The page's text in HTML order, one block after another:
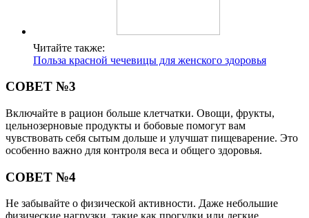
Читайте также:
Польза красной чечевицы для женского здоровья
СОВЕТ №3
Включайте в рацион больше клетчатки. Овощи, фрукты,
цельнозерновые продукты и бобовые помогут вам
чувствовать себя сытым дольше и улучшат пищеварение. Это
особенно важно для контроля веса и общего здоровья.
СОВЕТ №4
Не забывайте о физической активности. Даже небольшие